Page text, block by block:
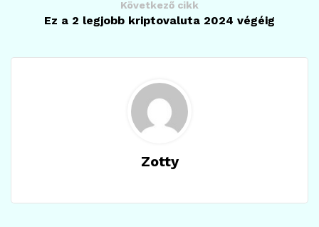
Következő cikk
Ez a 2 legjobb kriptovaluta 2024 végéig
Zotty